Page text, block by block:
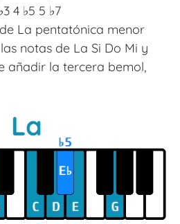
4 ♭5 5 ♭7
La pentatónica menor
notas de La Si Do Mi y
añadir la tercera bemol,